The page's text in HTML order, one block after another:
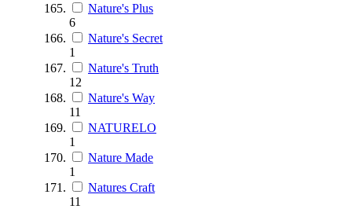
Nature's Plus
6
Nature's Secret
1
Nature's Truth
12
Nature's Way
11
NATURELO
1
Nature Made
1
Natures Craft
11